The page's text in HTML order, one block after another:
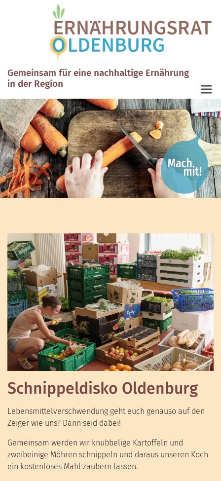
Gemeinsam für eine nachhaltige Ernährung
in der Region
Schnippeldisko Oldenburg
Lebensmittelverschwendung geht euch genauso auf den
Zeiger wie uns? Dann seid dabei!
Gemeinsam werden wir knubbelige Kartoffeln und
zweibeinige Möhren schnippeln und daraus unseren Koch
ein kostenloses Mahl zaubern lassen.